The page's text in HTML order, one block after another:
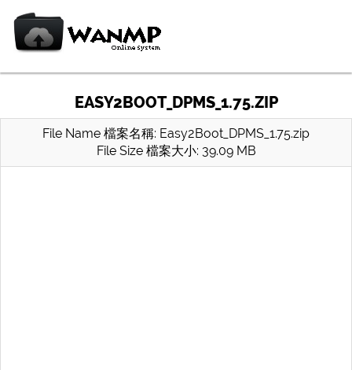
EASY2BOOT_DPMS_1.75.ZIP
File Name 檔案名稱: Easy2Boot_DPMS_1.75.zip
File Size 檔案大小: 39.09 MB